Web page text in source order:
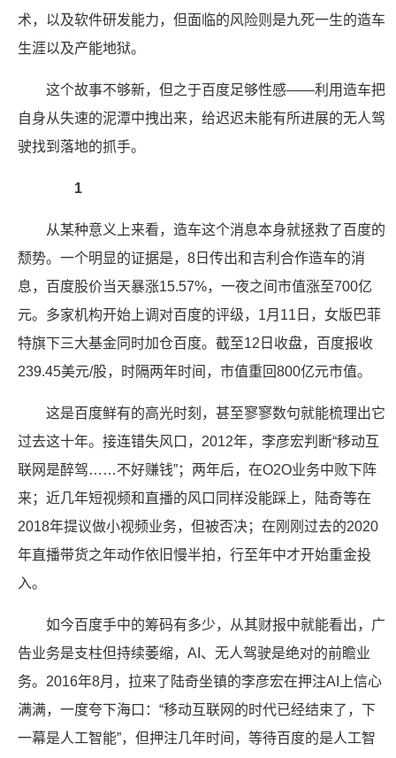
术，以及软件研发能力，但面临的风险则是九死一生的造车
生涯以及产能地狱。
这个故事不够新，但之于百度足够性感——利用造车把
自身从失速的泥潭中拽出来，给迟迟未能有所进展的无人驾
驶找到落地的抓手。
1
从某种意义上来看，造车这个消息本身就拯救了百度的
颓势。一个明显的证据是，8日传出和吉利合作造车的消
息，百度股价当天暴涨15.57%，一夜之间市值涨至700亿
元。多家机构开始上调对百度的评级，1月11日，女版巴菲
特旗下三大基金同时加仓百度。截至12日收盘，百度报收
239.45美元/股，时隔两年时间，市值重回800亿元市值。
这是百度鲜有的高光时刻，甚至寥寥数句就能梳理出它
过去这十年。接连错失风口，2012年，李彦宏判断“移动互
联网是醉驾……不好赚钱”；两年后，在O2O业务中败下阵
来；近几年短视频和直播的风口同样没能踩上，陆奇等在
2018年提议做小视频业务，但被否决；在刚刚过去的2020
年直播带货之年动作依旧慢半拍，行至年中才开始重金投
入。
如今百度手中的筹码有多少，从其财报中就能看出，广
告业务是支柱但持续萎缩，AI、无人驾驶是绝对的前瞻业
务。2016年8月，拉来了陆奇坐镇的李彦宏在押注AI上信心
满满，一度夸下海口：“移动互联网的时代已经结束了，下
一幕是人工智能”，但押注几年时间，等待百度的是人工智